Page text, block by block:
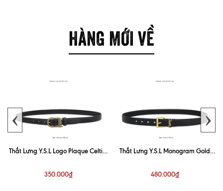
HÀNG MỚI VỀ
Thắt Lưng Y.S.L Logo Plaque Celtic-
350.000₫
Thắt Lưng Y.S.L Monogram Gold
480.000₫
‹ ›